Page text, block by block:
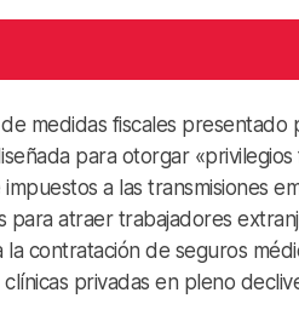
medidas fiscales presentado
para otorgar «privilegios
a las transmisiones
para atraer trabajadores
contratación de seguros
privadas en pleno